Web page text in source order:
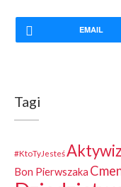
EMAIL
Tagi
#KtoTyJesteś
Bon Pierwszaka